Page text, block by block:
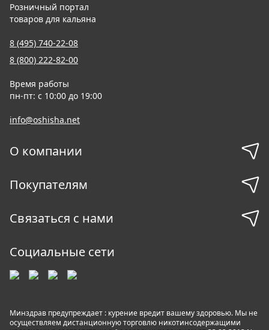
Розничный портал
товаров для кальяна
8 (495) 740-22-08
8 (800) 222-82-00
Время работы
пн-пт: с 10:00 до 19:00
info@oshisha.net
О компании
Покупателям
Связаться с нами
Социальные сети
Минздрав предупреждает : курение вредит вашему здоровью. Мы не
осуществляем дистанционную торговлю никотинсодержащими